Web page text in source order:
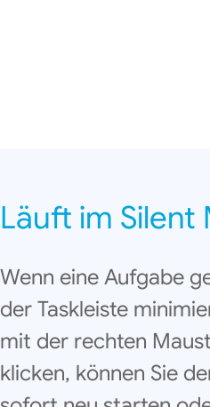
Läuft im Silent
Wenn eine Aufgabe
der Taskleiste
mit der rechten
klicken, können Sie